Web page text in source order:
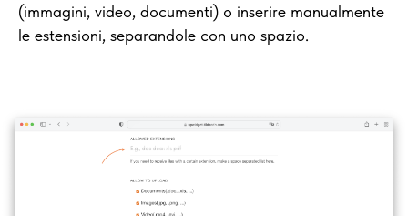
(immagini, video, documenti) o inserire manualmente
le estensioni, separandole con uno spazio.